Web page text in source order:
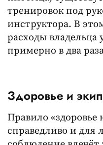
тренировок под
инструктора. В
расходы владельца
примерно в два
Здоровье и
Правило «здоровье
справедливо и для